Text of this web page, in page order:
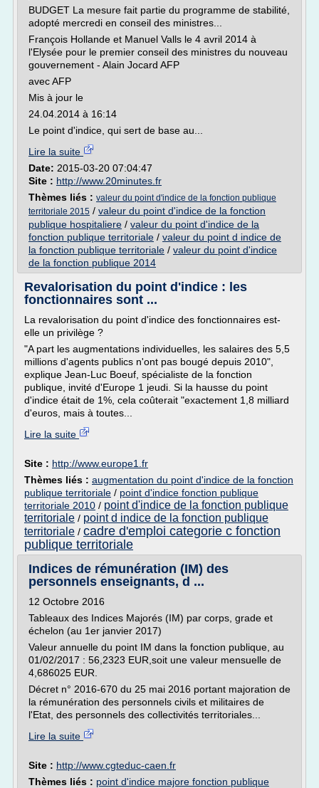
BUDGET La mesure fait partie du programme de stabilité,
adopté mercredi en conseil des ministres...
François Hollande et Manuel Valls le 4 avril 2014 à
l'Elysée pour le premier conseil des ministres du nouveau
gouvernement - Alain Jocard AFP
avec AFP
Mis à jour le
24.04.2014 à 16:14
Le point d'indice, qui sert de base au...
Lire la suite
Date: 2015-03-20 07:04:47
Site : http://www.20minutes.fr
Thèmes liés : valeur du point d'indice de la fonction publique
territoriale 2015 / valeur du point d'indice de la fonction
publique hospitaliere / valeur du point d'indice de la
fonction publique territoriale / valeur du point d indice de
la fonction publique territoriale / valeur du point d'indice
de la fonction publique 2014
Revalorisation du point d'indice : les
fonctionnaires sont ...
La revalorisation du point d'indice des fonctionnaires est-
elle un privilège ?
"A part les augmentations individuelles, les salaires des 5,5
millions d'agents publics n'ont pas bougé depuis 2010",
explique Jean-Luc Boeuf, spécialiste de la fonction
publique, invité d'Europe 1 jeudi. Si la hausse du point
d'indice était de 1%, cela coûterait "exactement 1,8 milliard
d'euros, mais à toutes...
Lire la suite
Site : http://www.europe1.fr
Thèmes liés : augmentation du point d'indice de la fonction
publique territoriale / point d'indice fonction publique
territoriale 2010 / point d'indice de la fonction publique
territoriale / point d indice de la fonction publique
territoriale / cadre d'emploi categorie c fonction
publique territoriale
Indices de rémunération (IM) des
personnels enseignants, d ...
12 Octobre 2016
Tableaux des Indices Majorés (IM) par corps, grade et
échelon (au 1er janvier 2017)
Valeur annuelle du point IM dans la fonction publique, au
01/02/2017 : 56,2323 EUR,soit une valeur mensuelle de
4,686025 EUR.
Décret n° 2016-670 du 25 mai 2016 portant majoration de
la rémunération des personnels civils et militaires de
l'Etat, des personnels des collectivités territoriales...
Lire la suite
Site : http://www.cgteduc-caen.fr
Thèmes liés : point d'indice majore fonction publique